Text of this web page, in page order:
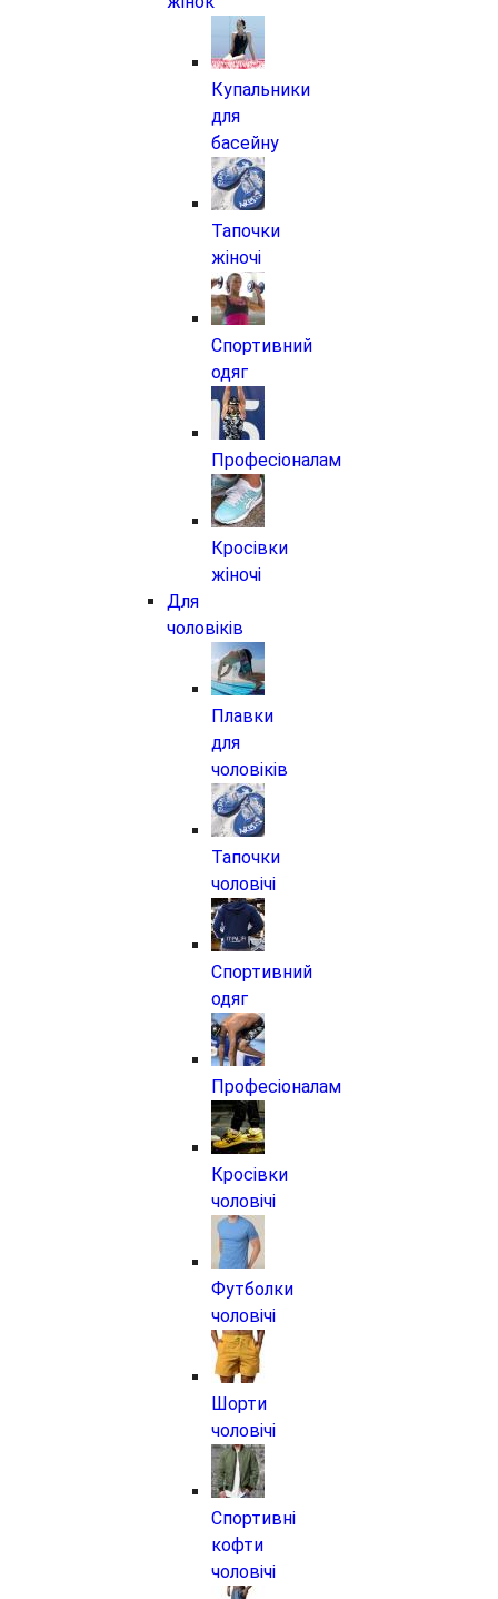
Купальники
для
басейну
Тапочки
жіночі
Спортивний
одяг
Професіоналам
Кросівки
жіночі
Для
чоловіків
Плавки
для
чоловіків
Тапочки
чоловічі
Спортивний
одяг
Професіоналам
Кросівки
чоловічі
Футболки
чоловічі
Шорти
чоловічі
Спортивні
кофти
чоловічі